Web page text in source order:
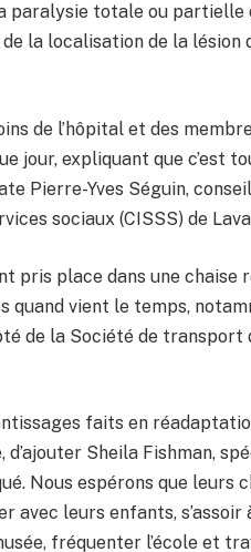
paralysie totale ou partielle
de la localisation de la
de l’hôpital et des
jour, expliquant que c’est
Pierre-Yves Séguin,
sociaux (CISSS) de
pris place dans une chaise
quand vient le temps,
de la Société de transport
faits en
Sheila Fishman,
Nous espérons que leurs
avec leurs enfants,
fréquenter l’école et